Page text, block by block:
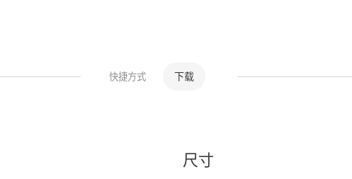
快捷方式 下载
尺寸